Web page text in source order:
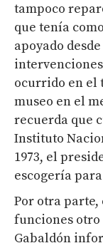
tampoco
que tenía
apoyado
ocurrido en el
museo en el
recuerda que
Instituto
1973, el
escogería
Por otra parte,
funciones
Gabaldón